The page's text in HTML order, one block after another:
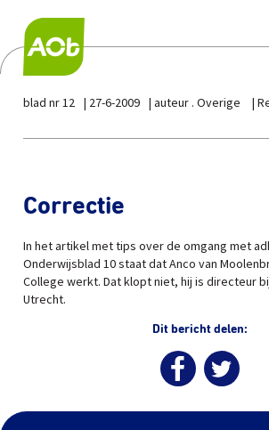
blad nr 12 27-6-2009 auteur . Overige
Correctie
In het artikel met tips over de omgang met
Onderwijsblad 10 staat dat Anco van
College werkt. Dat klopt niet, hij is directeur
Utrecht.
Dit bericht delen: